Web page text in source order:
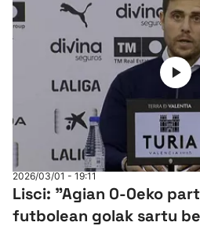
2026/03/01 - 19:11
Lisci: "Agian 0-0eko
futbolean golak sartu